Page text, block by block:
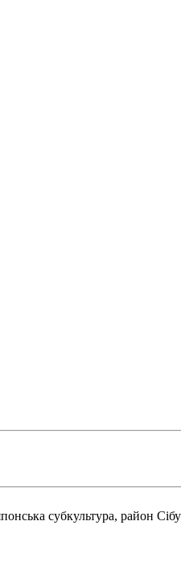
субкультура, район